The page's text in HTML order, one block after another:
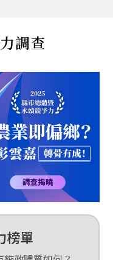
調查
榜單